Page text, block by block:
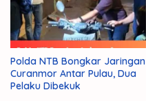
Polda NTB Bongkar Jaringan
Curanmor Antar Pulau, Dua
Pelaku Dibekuk